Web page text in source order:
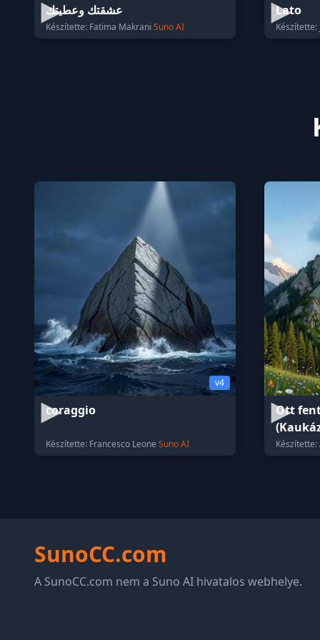
عشقتك وعطيتك
Készítette: Fatima Makrani Suno AI
Lato
Készítette:
v4
coraggio
Készítette: Francesco Leone Suno AI
Ott
SunoCC.com
A SunoCC.com nem a Suno AI hivatalos webhelye.